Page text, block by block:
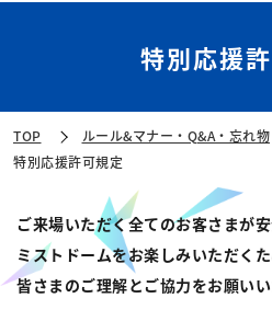
特別応援
TOP ルール&マナー・Q&A・忘れ物
特別応援許可規定
ご来場いただく全てのお客さまが
ミストドームをお楽しみいただくた
皆さまのご理解とご協力をお願いい